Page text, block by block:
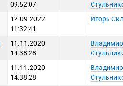
09:52:07
12.09.2022
11:32:41
Игорь
11.11.2020
14:38:28
Владимир
11.11.2020
14:38:28
Владимир